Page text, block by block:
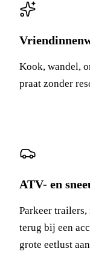
Kook, wandel,
praat zonder
ATV- en
Parkeer
terug bij een
grote eetlust